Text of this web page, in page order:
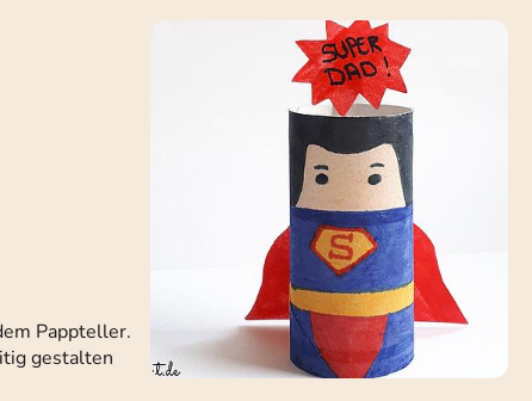
Pappteller.
gestalten